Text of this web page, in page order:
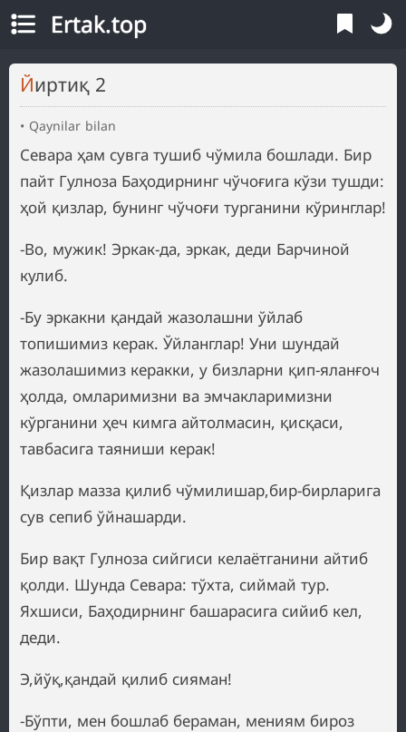
Ertak.top
Йиртиқ 2
Qaynilar bilan
Севара ҳам сувга тушиб чўмила бошлади. Бир
пайт Гулноза Баҳодирнинг чўчоғига кўзи тушди:
ҳой қизлар, бунинг чўчоғи турганини кўринглар!
-Во, мужик! Эркак-да, эркак, деди Барчиной
кулиб.
-Бу эркакни қандай жазолашни ўйлаб
топишимиз керак. Ўйланглар! Уни шундай
жазолашимиз керакки, у бизларни қип-яланғоч
ҳолда, омларимизни ва эмчакларимизни
кўрганини ҳеч кимга айтолмасин, қисқаси,
тавбасига таяниши керак!
Қизлар мазза қилиб чўмилишар,бир-бирларига
сув сепиб ўйнашарди.
Бир вақт Гулноза сийгиси келаётганини айтиб
қолди. Шунда Севара: тўхта, сиймай тур.
Яхшиси, Баҳодирнинг башарасига сийиб кел,
деди.
Э,йўқ,қандай қилиб сияман!
-Бўпти, мен бошлаб бераман, мениям бироз